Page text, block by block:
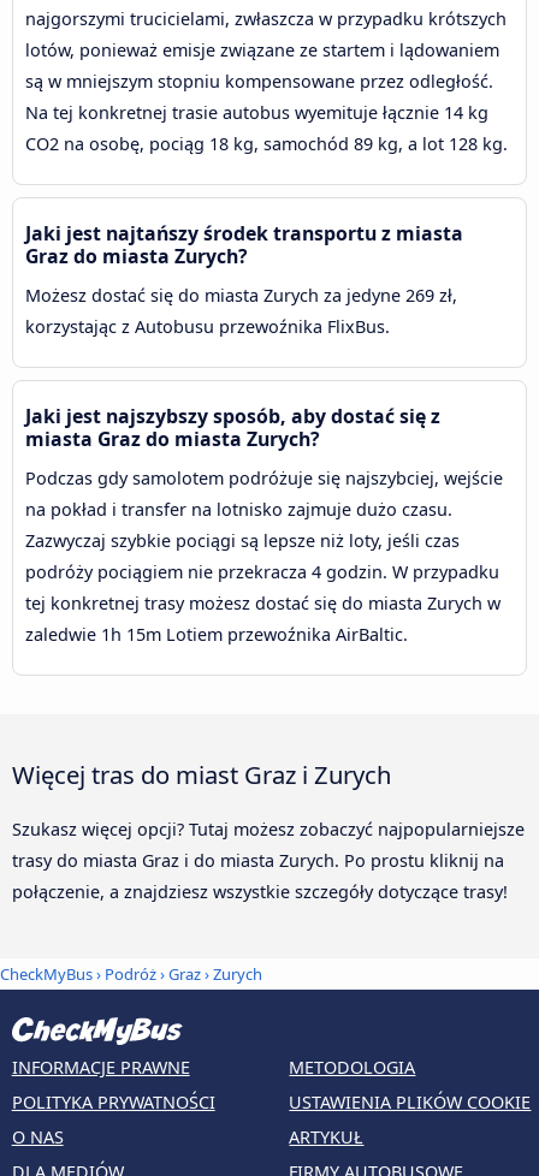
najgorszymi trucicielami, zwłaszcza w przypadku krótszych
lotów, ponieważ emisje związane ze startem i lądowaniem
są w mniejszym stopniu kompensowane przez odległość.
Na tej konkretnej trasie autobus wyemituje łącznie 14 kg
CO2 na osobę, pociąg 18 kg, samochód 89 kg, a lot 128 kg.
Jaki jest najtańszy środek transportu z miasta
Graz do miasta Zurych?
Możesz dostać się do miasta Zurych za jedyne 269 zł,
korzystając z Autobusu przewoźnika FlixBus.
Jaki jest najszybszy sposób, aby dostać się z
miasta Graz do miasta Zurych?
Podczas gdy samolotem podróżuje się najszybciej, wejście
na pokład i transfer na lotnisko zajmuje dużo czasu.
Zazwyczaj szybkie pociągi są lepsze niż loty, jeśli czas
podróży pociągiem nie przekracza 4 godzin. W przypadku
tej konkretnej trasy możesz dostać się do miasta Zurych w
zaledwie 1h 15m Lotiem przewoźnika AirBaltic.
Więcej tras do miast Graz i Zurych
Szukasz więcej opcji? Tutaj możesz zobaczyć najpopularniejsze
trasy do miasta Graz i do miasta Zurych. Po prostu kliknij na
połączenie, a znajdziesz wszystkie szczegóły dotyczące trasy!
CheckMyBus› Podróż›Graz›Zurych
INFORMACJE PRAWNE
POLITYKA PRYWATNOŚCI
O NAS
METODOLOGIA
USTAWIENIA PLIKÓW COOKIE
ARTYKUŁ